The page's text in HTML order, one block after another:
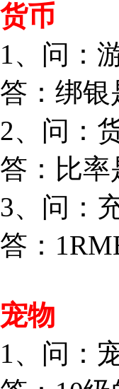
货币
1、问：
答：绑
2、问：
答：比率
3、问：
答：
宠物
1、问：